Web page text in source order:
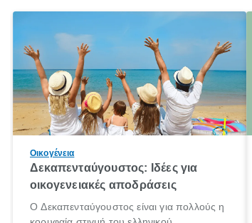
Οικογένεια
Δεκαπενταύγουστος: Ιδέες για
οικογενειακές αποδράσεις
Ο Δεκαπενταύγουστος είναι για πολλούς η